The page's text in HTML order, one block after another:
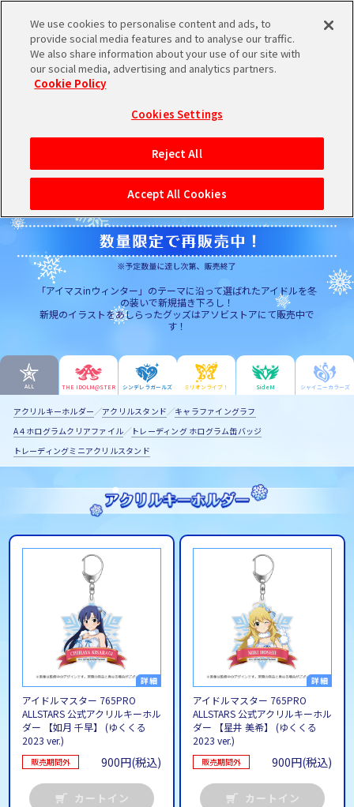
スケジュール 検索
バンダイナムコIDで
アイドルマスター ポータルへの登録について
シリアルコード・
あいことば
活動履歴
閲覧履歴・購入履歴 Pレポ
チェックイン お気に入り
マイデスク設定変更 バンダイナムコID Link設定
「アイマスinウィンター」のテーマに沿って選ばれたアイドルを冬
の装いで新規描き下ろし！
新規のイラストをあしらったグッズはアソビストアにて販売中で
す！
ALL THE IDOL M@STER シンデレラガールズ ミリオンライブ！ SideM シャイニー カラーズ
アクリルキーホルダー アクリルスタンド
キャラファイングラフ
A４ホログラムクリアファイル
トレーディング ホログラム缶バッジ
トレーディングミニアクリルスタンド
アイドルマスター 765PRO
ALLSTARS 公式アクリルキーホル
ダー 【如月 千早】 (ゆくくる
2023 ver.)
販売期間外 900円(税込)
カートイン
アイドルマスター 765PRO
ALLSTARS 公式アクリルキーホル
ダー 【星井 美希】 (ゆくくる
2023 ver.)
販売期間外 900円(税込)
カートイン
We use cookies to personalise content and ads, to
provide social media features and to analyse our traffic.
We also share information about your use of our site with
our social media, advertising and analytics partners.
Cookie Policy
Cookies Settings
Reject All
Accept All Cookies